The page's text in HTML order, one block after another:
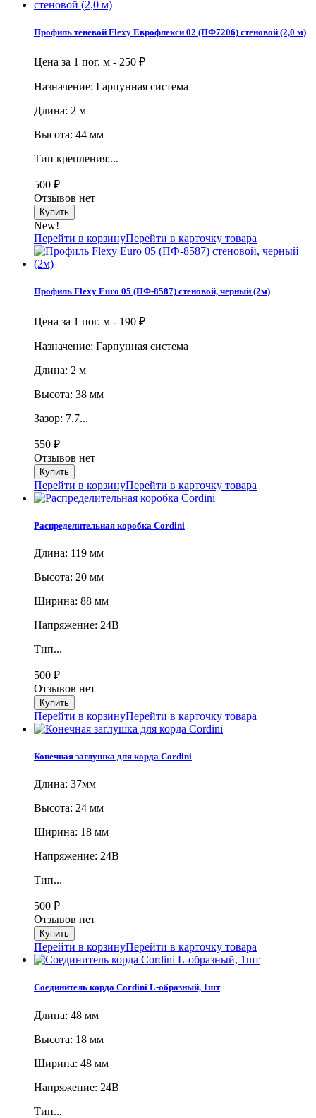
Профиль теневой Flexy Еврофлекси 02 (ПФ7206) стеновой (2,0 м)
Цена за 1 пог. м - 250 ₽
Назначение: Гарпунная система
Длина: 2 м
Высота: 44 мм
Тип крепления:...
500 ₽
Отзывов нет
New!
Перейти в корзинуПерейти в карточку товара
Профиль Flexy Euro 05 (ПФ-8587) стеновой, черный (2м)
Цена за 1 пог. м - 190 ₽
Назначение: Гарпунная система
Длина: 2 м
Высота: 38 мм
Зазор: 7,7...
550 ₽
Отзывов нет
Перейти в корзинуПерейти в карточку товара
Распределительная коробка Cordini
Длина: 119 мм
Высота: 20 мм
Ширина: 88 мм
Напряжение: 24В
Тип...
500 ₽
Отзывов нет
Перейти в корзинуПерейти в карточку товара
Конечная заглушка для корда Cordini
Длина: 37мм
Высота: 24 мм
Ширина: 18 мм
Напряжение: 24В
Тип...
500 ₽
Отзывов нет
Перейти в корзинуПерейти в карточку товара
Соединитель корда Cordini L-образный, 1шт
Длина: 48 мм
Высота: 18 мм
Ширина: 48 мм
Напряжение: 24В
Тип...